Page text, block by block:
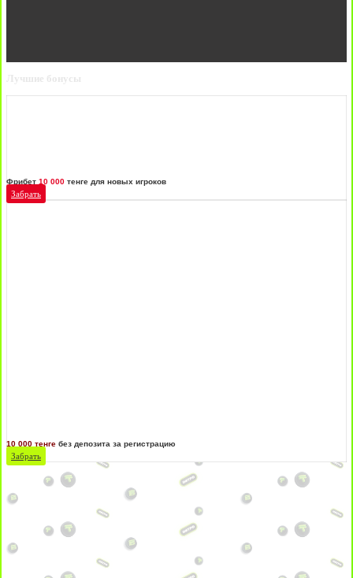
Лучшие бонусы
Фрибет 10 000 тенге для новых игроков
Забрать
10 000 тенге без депозита за регистрацию
Забрать